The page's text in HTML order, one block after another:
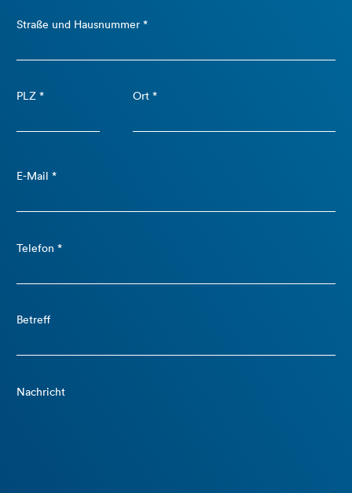
Straße und Hausnummer *
PLZ * Ort *
E-Mail *
Telefon *
Betreff
Nachricht